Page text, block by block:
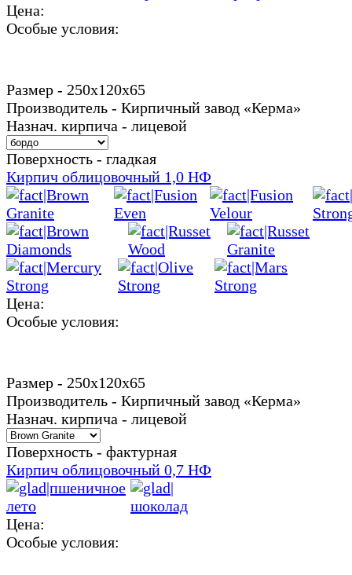
Цена:
Особые условия:
Размер - 250х120х65
Производитель - Кирпичный завод «Керма»
Назнач. кирпича - лицевой
Поверхность - гладкая
Кирпич облицовочный 1,0 НФ
Цена:
Особые условия:
Размер - 250х120х65
Производитель - Кирпичный завод «Керма»
Назнач. кирпича - лицевой
Поверхность - фактурная
Кирпич облицовочный 0,7 НФ
Цена:
Особые условия: